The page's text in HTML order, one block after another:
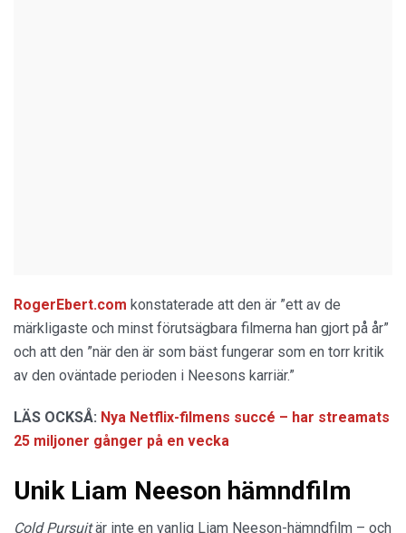
RogerEbert.com konstaterade att den är ”ett av de
märkligaste och minst förutsägbara filmerna han gjort på år”
och att den ”när den är som bäst fungerar som en torr kritik
av den oväntade perioden i Neesons karriär.”
LÄS OCKSÅ: Nya Netflix-filmens succé – har streamats
25 miljoner gånger på en vecka
Unik Liam Neeson hämndfilm
Cold Pursuitär inte en vanlig Liam Neeson-hämndfilm – och